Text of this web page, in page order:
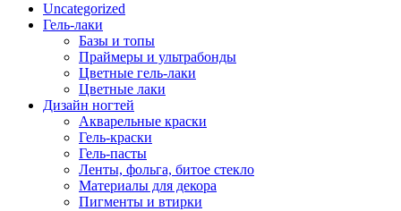
Uncategorized
Гель-лаки
Базы и топы
Праймеры и ультрабонды
Цветные гель-лаки
Цветные лаки
Дизайн ногтей
Акварельные краски
Гель-краски
Гель-пасты
Ленты, фольга, битое стекло
Материалы для декора
Пигменты и втирки